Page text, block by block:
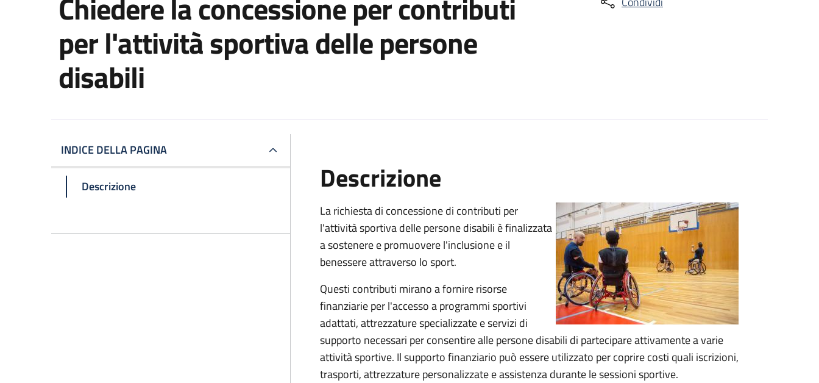
per l'attività sportiva delle persone
disabili
INDICE DELLA PAGINA
Descrizione Descrizione
La richiesta di concessione di contributi per
l'attività sportiva delle persone disabili è finalizzata
a sostenere e promuovere l'inclusione e il
benessere attraverso lo sport.
Questi contributi mirano a fornire risorse
finanziarie per l'accesso a programmi sportivi
adattati, attrezzature specializzate e servizi di
supporto necessari per consentire alle persone disabili di partecipare attivamente a varie
attività sportive. Il supporto finanziario può essere utilizzato per coprire costi quali iscrizioni,
trasporti, attrezzature personalizzate e assistenza durante le sessioni sportive.